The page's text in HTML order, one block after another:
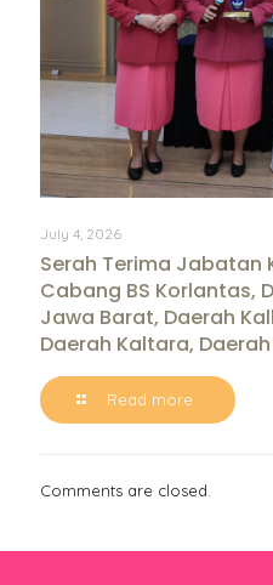
July 4, 2026
Serah Terima Jabatan
Cabang BS Korlantas,
Jawa Barat, Daerah
Daerah Kaltara,
Read more
Comments are closed.